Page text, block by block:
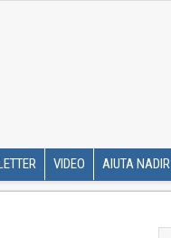
VIDEO AIUTA NADIR